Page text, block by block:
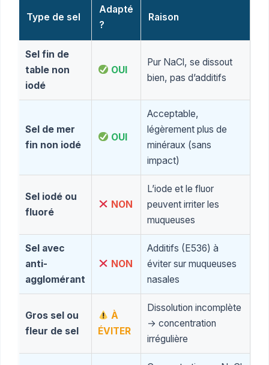
Type de sel
Adapté
?
Raison
Sel fin de
table non
iodé
OUI
Pur NaCl, se dissout
bien, pas d’additifs
Sel de mer
fin non iodé
OUI
Acceptable,
légèrement plus de
minéraux (sans
impact)
Sel iodé ou
fluoré
NON
L’iode et le fluor
peuvent irriter les
muqueuses
Sel avec
anti-
agglomérant
NON
Additifs (E536) à
éviter sur muqueuses
nasales
Gros sel ou
fleur de sel
À
ÉVITER
Dissolution incomplète
→ concentration
irrégulière